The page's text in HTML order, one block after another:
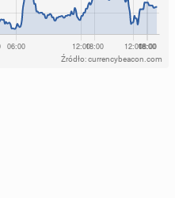
Źródło: currencybeacon.com